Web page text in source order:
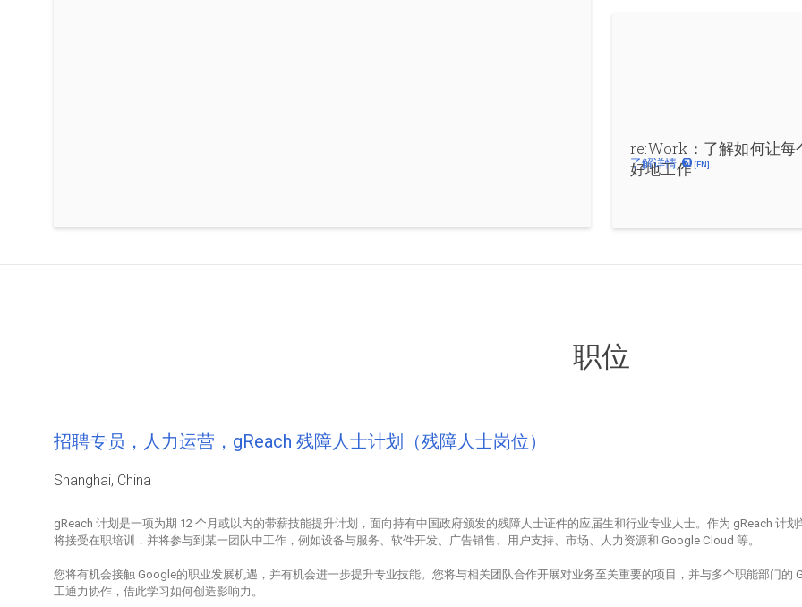
re:Work：了解如何让每
好地工作
了解详情 [EN]
职位
招聘专员，人力运营，gReach 残障人士计划（残障人士岗位）
Shanghai, China
gReach 计划是一项为期 12 个月或以内的带薪技能提升计划，面向持有中国政府颁发的残障人士证件的应届生和行业专业人士。作为 gReach 计划
将接受在职培训，并将参与到某一团队中工作，例如设备与服务、软件开发、广告销售、用户支持、市场、人力资源和 Google Cloud 等。
您将有机会接触 Google的职业发展机遇，并有机会进一步提升专业技能。您将与相关团队合作开展对业务至关重要的项目，并与多个职能部门的
工通力协作，借此学习如何创造影响力。